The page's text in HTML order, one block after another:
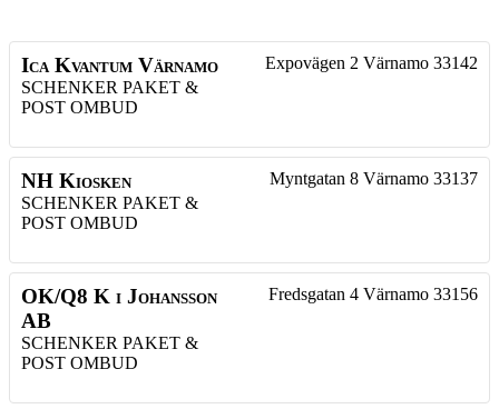
Ica Kvantum Värnamo
SCHENKER PAKET &
POST OMBUD
Expovägen 2 Värnamo 33142
NH Kiosken
SCHENKER PAKET &
POST OMBUD
Myntgatan 8 Värnamo 33137
OK/Q8 K i Johansson
AB
SCHENKER PAKET &
POST OMBUD
Fredsgatan 4 Värnamo 33156